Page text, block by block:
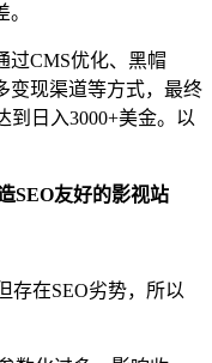
过CMS优化、黑帽
变现渠道等方式，最终
到日入3000+美金。以
SEO友好的影视站
存在SEO劣势，所以